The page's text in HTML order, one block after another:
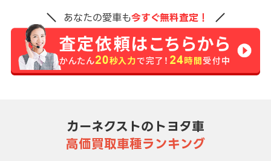
あなたの愛車も今すぐ無料査定！
カーネクストのトヨタ車
高価買取車種ランキング